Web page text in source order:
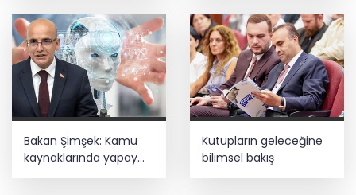
Bakan Şimşek: Kamu
kaynaklarında yapay
zekâ dönemi
Kutupların geleceğine
bilimsel bakış